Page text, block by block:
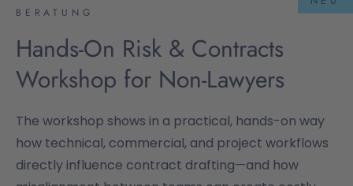
BERATUNG
Hands-On Risk & Contracts
Workshop for Non-Lawyers
The workshop shows in a practical, hands-on way
how technical, commercial, and project workflows
directly influence contract drafting—and how